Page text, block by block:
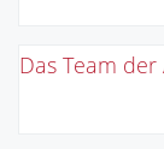
Das Team